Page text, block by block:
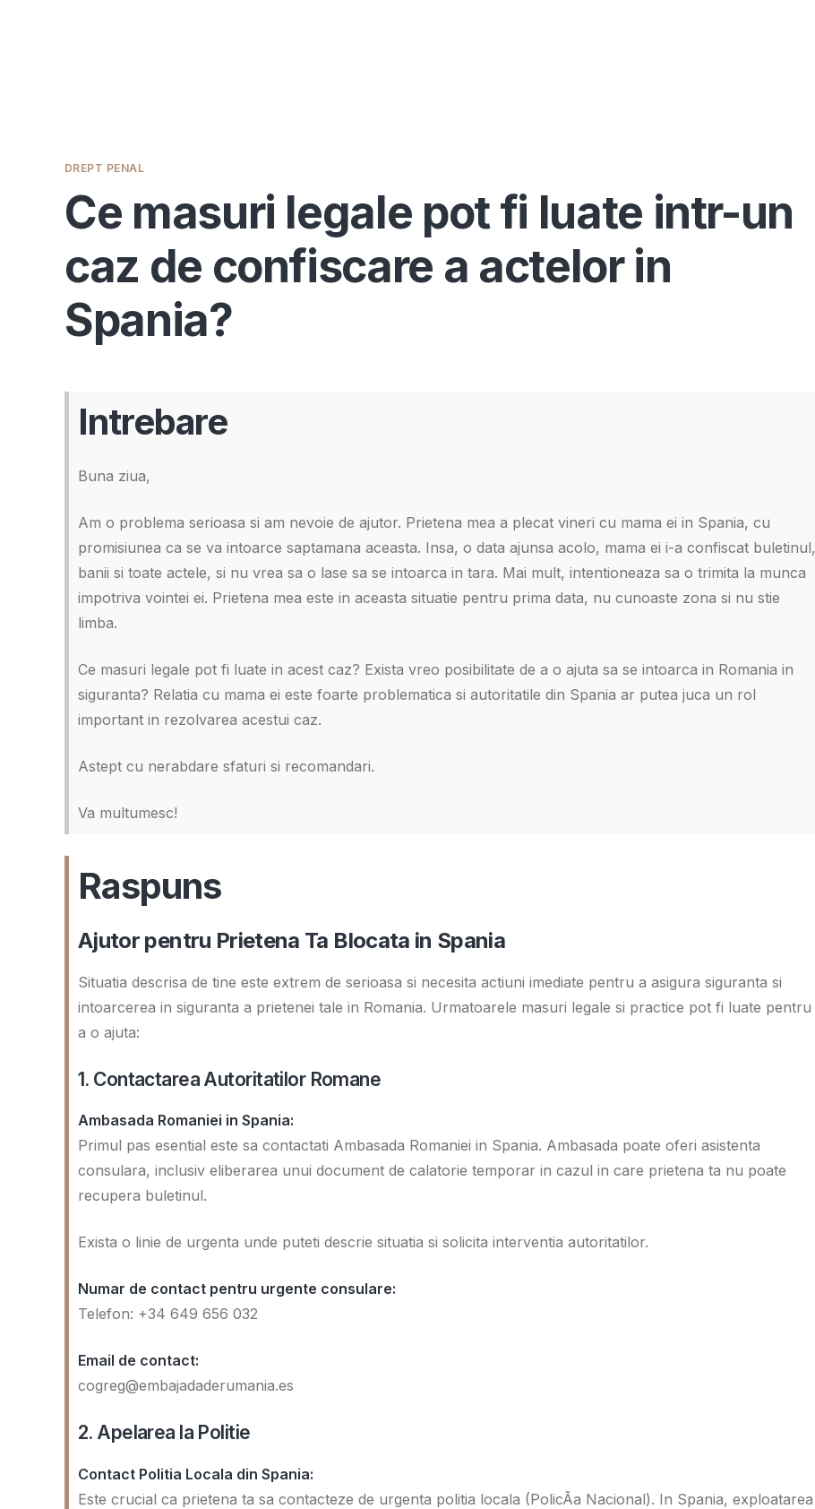
DREPT PENAL
Ce masuri legale pot fi luate intr-un
caz de confiscare a actelor in
Spania?
Intrebare
Buna ziua,
Am o problema serioasa si am nevoie de ajutor. Prietena mea a plecat vineri cu mama ei in Spania, cu
promisiunea ca se va intoarce saptamana aceasta. Insa, o data ajunsa acolo, mama ei i-a confiscat buletinul,
banii si toate actele, si nu vrea sa o lase sa se intoarca in tara. Mai mult, intentioneaza sa o trimita la munca
impotriva vointei ei. Prietena mea este in aceasta situatie pentru prima data, nu cunoaste zona si nu stie
limba.
Ce masuri legale pot fi luate in acest caz? Exista vreo posibilitate de a o ajuta sa se intoarca in Romania in
siguranta? Relatia cu mama ei este foarte problematica si autoritatile din Spania ar putea juca un rol
important in rezolvarea acestui caz.
Astept cu nerabdare sfaturi si recomandari.
Va multumesc!
Raspuns
Ajutor pentru Prietena Ta Blocata in Spania
Situatia descrisa de tine este extrem de serioasa si necesita actiuni imediate pentru a asigura siguranta si
intoarcerea in siguranta a prietenei tale in Romania. Urmatoarele masuri legale si practice pot fi luate pentru
a o ajuta:
1. Contactarea Autoritatilor Romane
Ambasada Romaniei in Spania:
Primul pas esential este sa contactati Ambasada Romaniei in Spania. Ambasada poate oferi asistenta
consulara, inclusiv eliberarea unui document de calatorie temporar in cazul in care prietena ta nu poate
recupera buletinul.
Exista o linie de urgenta unde puteti descrie situatia si solicita interventia autoritatilor.
Numar de contact pentru urgente consulare:
Telefon: +34 649 656 032
Email de contact:
cogreg@embajadaderumania.es
2. Apelarea la Politie
Contact Politia Locala din Spania:
Este crucial ca prietena ta sa contacteze de urgenta politia locala (PolicÃ­a Nacional). In Spania, exploatarea